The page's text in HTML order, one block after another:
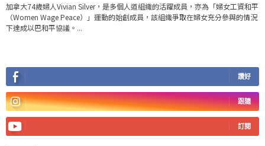
加拿大74歲婦人Vivian Silver，是多個人道組織的活躍成員，亦為「婦女工資和平
（Women Wage Peace）」運動的始創成員，該組織爭取在婦女充分參與的情況
下達成以巴和平協議。...
讚好
跟隨
訂閱